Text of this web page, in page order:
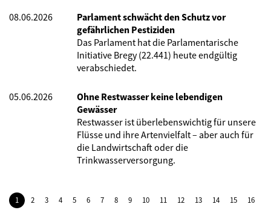
08.06.2026
Parlament schwächt den Schutz vor
gefährlichen Pestiziden
Das Parlament hat die Parlamentarische
Initiative Bregy (22.441) heute endgültig
verabschiedet.
05.06.2026
Ohne Restwasser keine lebendigen
Gewässer
Restwasser ist überlebenswichtig für unsere
Flüsse und ihre Artenvielfalt – aber auch für
die Landwirtschaft oder die
Trinkwasserversorgung.
1 2 3 4 5 6 7 8 9 10 11 12 13 14 15
16